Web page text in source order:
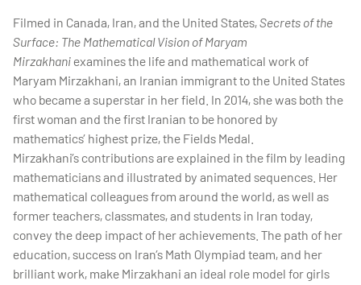
Filmed in Canada, Iran, and the United States,Secrets of the
Surface: The Mathematical Vision of Maryam
Mirzakhaniexamines the life and mathematical work of
Maryam Mirzakhani, an Iranian immigrant to the United States
who became a superstar in her field. In 2014, she was both the
first woman and the first Iranian to be honored by
mathematics’ highest prize, the Fields Medal.
Mirzakhani’s contributions are explained in the film by leading
mathematicians and illustrated by animated sequences. Her
mathematical colleagues from around the world, as well as
former teachers, classmates, and students in Iran today,
convey the deep impact of her achievements. The path of her
education, success on Iran’s Math Olympiad team, and her
brilliant work, make Mirzakhani an ideal role model for girls